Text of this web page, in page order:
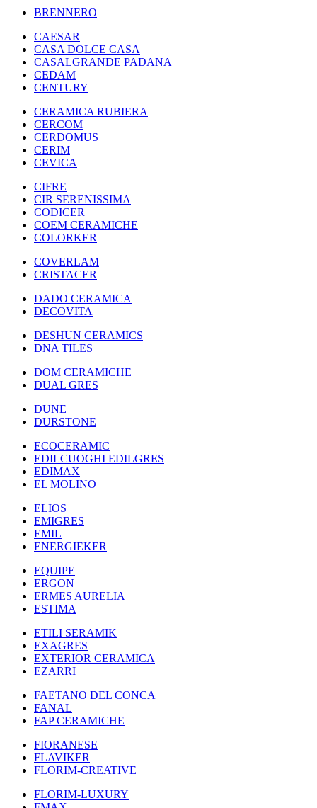
BRENNERO
CAESAR
CASA DOLCE CASA
CASALGRANDE PADANA
CEDAM
CENTURY
CERAMICA RUBIERA
CERCOM
CERDOMUS
CERIM
CEVICA
CIFRE
CIR SERENISSIMA
CODICER
COEM CERAMICHE
COLORKER
COVERLAM
CRISTACER
DADO CERAMICA
DECOVITA
DESHUN CERAMICS
DNA TILES
DOM CERAMICHE
DUAL GRES
DUNE
DURSTONE
ECOCERAMIC
EDILCUOGHI EDILGRES
EDIMAX
EL MOLINO
ELIOS
EMIGRES
EMIL
ENERGIEKER
EQUIPE
ERGON
ERMES AURELIA
ESTIMA
ETILI SERAMIK
EXAGRES
EXTERIOR CERAMICA
EZARRI
FAETANO DEL CONCA
FANAL
FAP CERAMICHE
FIORANESE
FLAVIKER
FLORIM-CREATIVE
FLORIM-LUXURY